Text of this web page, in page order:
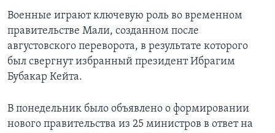
Военные играют ключевую роль во временном
правительстве Мали, созданном после
августовского переворота, в результате которого
был свергнут избранный президент Ибрагим
Бубакар Кейта.
В понедельник было объявлено о формировании
нового правительства из 25 министров в ответ на